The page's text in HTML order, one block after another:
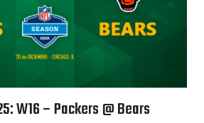
W16 – Packers @ Bears